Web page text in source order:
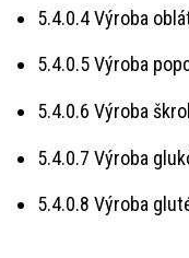
5.4.0.4 Výroba
5.4.0.5 Výroba
5.4.0.6 Výroba
5.4.0.7 Výroba
5.4.0.8 Výroba